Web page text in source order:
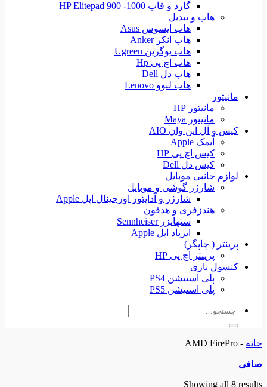
گارد و قاب HP Elitepad 900 -1000
هاب و تبدیل
هاب ایسوس Asus
هاب انکر Anker
هاب یوگرین Ugreen
هاب اچ پی Hp
هاب دل Dell
هاب لنوو Lenovo
مانیتور
مانیتور HP
مانیتور Maya
کیس و آل این وان AIO
آیمک Apple
کیس اچ پی HP
کیس دل Dell
لوازم جانبی موبایل
شارژر گوشی و موبایل
شارژر و آداپتور اورجینال اپل Apple
هندزفری و هدفون
سنهایزر Sennheiser
ایرپاد اپل Apple
پرینتر ( چاپگر)
پرینتر اچ پی HP
کنسول بازی
پلی استیشن PS4
پلی استیشن PS5
جستجو
خانه -
AMD FirePro
صافی
Showing all 8 results